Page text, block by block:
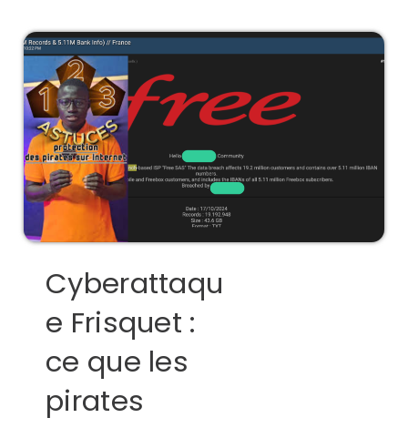
Cyberattaqu
e Frisquet :
ce que les
pirates